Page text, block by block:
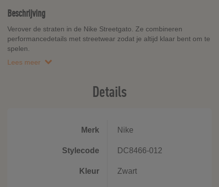
Beschrijving
Verover de straten in de Nike Streetgato. Ze combineren
performancedetails met streetwear zodat je altijd klaar bent om te
spelen.
Lees meer
Details
Merk Nike
Stylecode DC8466-012
Kleur Zwart